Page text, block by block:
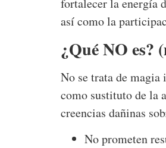
fortalecer la energía
así como la
¿Qué NO es?
No se trata de magia
como sustituto de la
creencias dañinas
No prometen